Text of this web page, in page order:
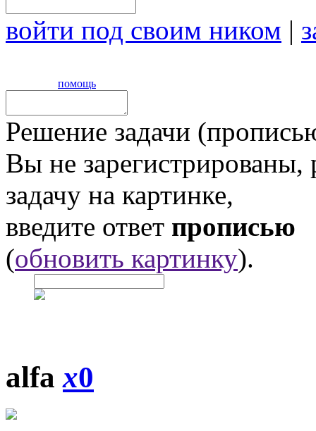
войти под своим ником |
помощь
Решение задачи
Вы не
задачу на картинке,
введите ответ прописью
(обновить картинку).
alfax0